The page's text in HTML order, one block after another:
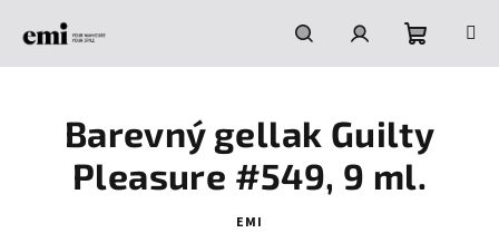
HledatPřihlášeníNákupní
košík
Barevný gellak Guilty
Pleasure #549, 9 ml.
EMI